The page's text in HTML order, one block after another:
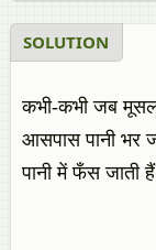
SOLUTION
कभी-कभी जब
आसपास पानी भर
पानी में फँस जाती